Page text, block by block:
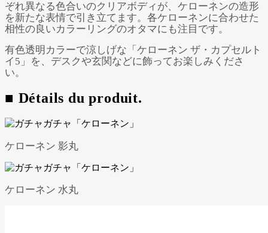
ぞれ異なる色合いのクリアボディが、ケローネンの造形
を新たな表情で引き立てます。各ケローネンに合わせた
相性の良いカラーリングのオタマにも注目です。
有色透明カラーで涼しげな「ケローネン ザ・カプセルト
イ5」を、デスクや玄関などに飾ってお楽しみくださ
い。
■ Détails du produit.
ケローネン 影丸
ケローネン 水丸